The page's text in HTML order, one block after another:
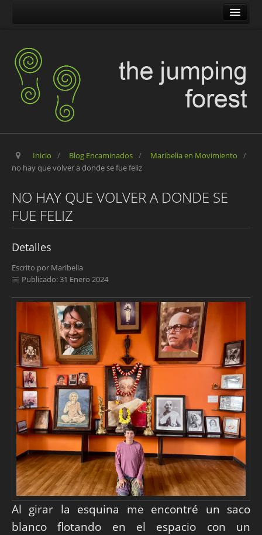
The Pilgrim Stone
Blog Encaminados
Carles
Maribelia en Movimiento
Inicio / Blog Encaminados / Maribelia en Movimiento
/
no hay que volver a donde se fue feliz
NO HAY QUE VOLVER A DONDE SE
FUE FELIZ
Detalles
Escrito por Maribelia
Publicado: 31 Enero 2024
Al girar la esquina me encontré un saco
blanco flotando en el espacio con un